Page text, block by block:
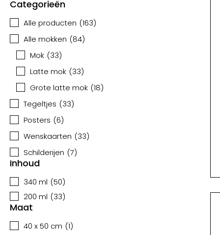
Categorieën
Alle producten (163)
Alle mokken (84)
Mok (33)
Latte mok (33)
Grote latte mok (18)
Tegeltjes (33)
Posters (6)
Wenskaarten (33)
Schilderijen (7)
Inhoud
340 ml (50)
200 ml (33)
Maat
40 x 50 cm (1)